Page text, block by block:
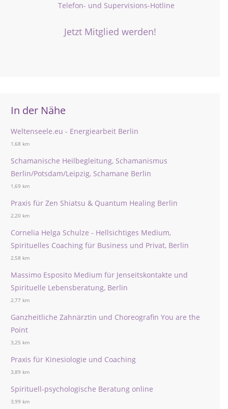
Telefon- und Supervisions-Hotline
Jetzt Mitglied werden!
In der Nähe
Weltenseele.eu - Energiearbeit Berlin
1,68 km
Schamanische Heilbegleitung, Schamanismus
Berlin/Potsdam/Leipzig, Schamane Berlin
1,69 km
Praxis für Zen Shiatsu & Quantum Healing Berlin
2,20 km
Cornelia Helga Schulze - Hellsichtiges Medium,
Spirituelles Coaching für Business und Privat, Berlin
2,58 km
Massimo Esposito Medium für Jenseitskontakte und
Spirituelle Lebensberatung, Berlin
2,77 km
Ganzheitliche Zahnärztin und Choreografin You are the
Point
3,25 km
Praxis für Kinesiologie und Coaching
3,89 km
Spirituell-psychologische Beratung online
3,99 km